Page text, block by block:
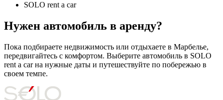
SOLO rent a car
Нужен автомобиль в аренду?
Пока подбираете недвижимость или отдыхаете в Марбелье,
передвигайтесь с комфортом. Выберите автомобиль в SOLO
rent a car на нужные даты и путешествуйте по побережью в
своем темпе.